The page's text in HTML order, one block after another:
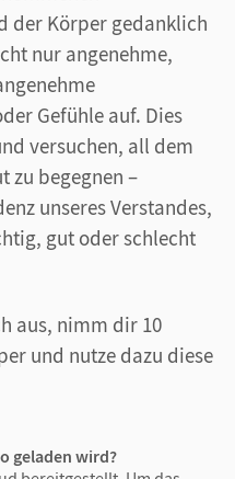
der Körper gedanklich
nur angenehme,
Gefühle auf. Dies
versuchen, all dem
zu begegnen –
unseres Verstandes,
gut oder schlecht
aus, nimm dir 10
und nutze dazu diese
geladen wird?